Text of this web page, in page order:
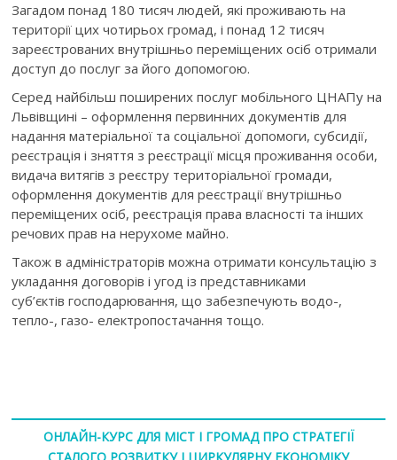
Загадом понад 180 тисяч людей, які проживають на
території цих чотирьох громад, і понад 12 тисяч
зареєстрованих внутрішньо переміщених осіб отримали
доступ до послуг за його допомогою.
Серед найбільш поширених послуг мобільного ЦНАПу на
Львівщині – оформлення первинних документів для
надання матеріальної та соціальної допомоги, субсидії,
реєстрація і зняття з реєстрації місця проживання особи,
видача витягів з реєстру територіальної громади,
оформлення документів для реєстрації внутрішньо
переміщених осіб, реєстрація права власності та інших
речових прав на нерухоме майно.
Також в адміністраторів можна отримати консультацію з
укладання договорів і угод із представниками
суб’єктів господарювання, що забезпечують водо-,
тепло-, газо- електропостачання тощо.
ОНЛАЙН-КУРС ДЛЯ МІСТ І ГРОМАД ПРО СТРАТЕГІЇ